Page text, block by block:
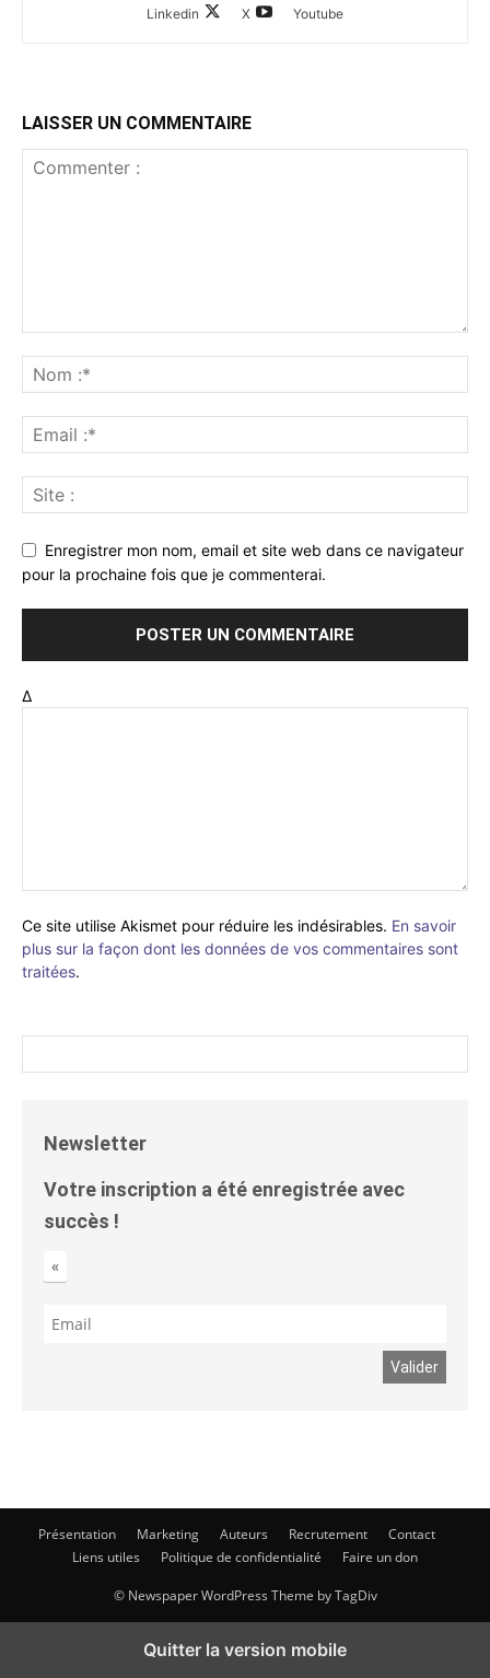
Linkedin
X Youtube
LAISSER UN COMMENTAIRE
Enregistrer mon nom, email et site web dans ce navigateur
pour la prochaine fois que je commenterai.
Δ
Ce site utilise Akismet pour réduire les indésirables. En savoir
plus sur la façon dont les données de vos commentaires sont
traitées.
Newsletter
Votre inscription a été enregistrée avec
succès !
«
Présentation Marketing Auteurs Recrutement
Contact
Liens utiles
Politique de confidentialité Faire un don
© Newspaper WordPress Theme by TagDiv
Quitter la version mobile